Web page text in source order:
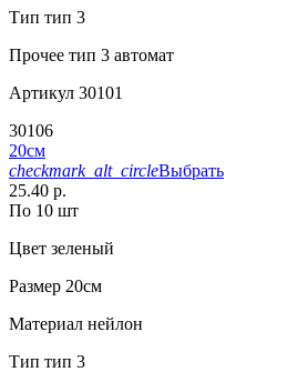
Тип тип 3
Прочее тип 3 автомат
Артикул 30101
30106
20см
checkmark_alt_circleВыбрать
25.40 р.
По 10 шт
Цвет зеленый
Размер 20см
Материал нейлон
Тип тип 3